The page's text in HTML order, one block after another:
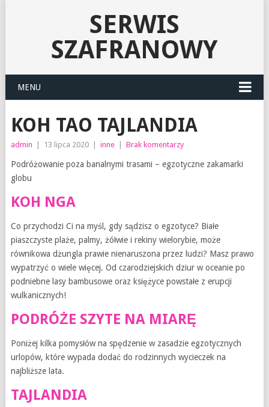
SERWIS
SZAFRANOWY
MENU
KOH TAO TAJLANDIA
admin 13 lipca 2020 inne Brak komentarzy
Podróżowanie poza banalnymi trasami – egzotyczne zakamarki
globu
KOH NGA
Co przychodzi Ci na myśl, gdy sądzisz o egzotyce? Białe
piaszczyste plaże, palmy, żółwie i rekiny wielorybie, może
równikowa dżungla prawie nienaruszona przez ludzi? Masz prawo
wypatrzyć o wiele więcej. Od czarodziejskich dziur w oceanie po
podniebne lasy bambusowe oraz księżyce powstałe z erupcji
wulkanicznych!
PODRÓŻE SZYTE NA MIARĘ
Poniżej kilka pomysłów na spędzenie w zasadzie egzotycznych
urlopów, które wypada dodać do rodzinnych wycieczek na
najbliższe lata.
TAJLANDIA